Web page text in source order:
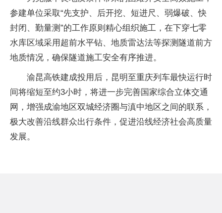
参建单位采取“先支护、后开挖、短进尺、弱爆破、快
封闭、勤量测”的工作原则精心组织施工，在下穿七零
水库区域采用超前水平钻、地质雷达法等探测隧道前方
地质情况，确保隧道施工安全有序推进。
渝昆高铁建成投用后，昆明至重庆列车最快运行时
间将缩短至约3小时，将进一步完善国家综合立体交通
网，增强成渝地区双城经济圈与滇中地区之间的联系，
极大改善沿线群众出行条件，促进沿线经济社会高质量
发展。